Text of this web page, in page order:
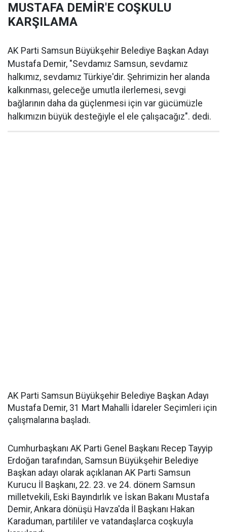
MUSTAFA DEMİR'E COŞKULU
KARŞILAMA
AK Parti Samsun Büyükşehir Belediye Başkan Adayı
Mustafa Demir, "Sevdamız Samsun, sevdamız
halkımız, sevdamız Türkiye'dir. Şehrimizin her alanda
kalkınması, geleceğe umutla ilerlemesi, sevgi
bağlarının daha da güçlenmesi için var gücümüzle
halkımızın büyük desteğiyle el ele çalışacağız". dedi.
AK Parti Samsun Büyükşehir Belediye Başkan Adayı
Mustafa Demir, 31 Mart Mahalli İdareler Seçimleri için
çalışmalarına başladı.
Cumhurbaşkanı AK Parti Genel Başkanı Recep Tayyip
Erdoğan tarafından, Samsun Büyükşehir Belediye
Başkan adayı olarak açıklanan AK Parti Samsun
Kurucu İl Başkanı, 22. 23. ve 24. dönem Samsun
milletvekili, Eski Bayındırlık ve İskan Bakanı Mustafa
Demir, Ankara dönüşü Havza'da İl Başkanı Hakan
Karaduman, partililer ve vatandaşlarca coşkuyla